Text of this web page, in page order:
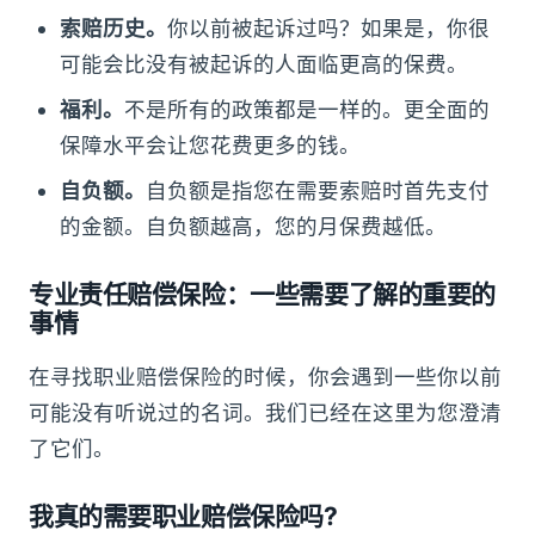
索赔历史。 你以前被起诉过吗？如果是，你很
可能会比没有被起诉的人面临更高的保费。
福利。 不是所有的政策都是一样的。更全面的
保障水平会让您花费更多的钱。
自负额。 自负额是指您在需要索赔时首先支付
的金额。自负额越高，您的月保费越低。
专业责任赔偿保险： 一些需要了解的重要的
事情
在寻找职业赔偿保险的时候，你会遇到一些你以前
可能没有听说过的名词。我们已经在这里为您澄清
了它们。
我真的需要职业赔偿保险吗?